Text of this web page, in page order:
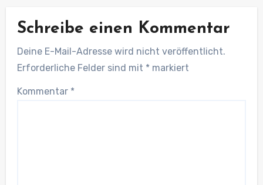
Schreibe einen Kommentar
Deine E-Mail-Adresse wird nicht veröffentlicht.
Erforderliche Felder sind mit * markiert
Kommentar *